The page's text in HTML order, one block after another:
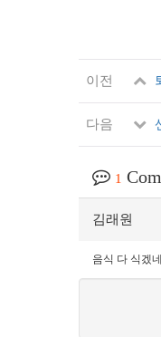
이전
다음
1
김래원
음식 다 식겠